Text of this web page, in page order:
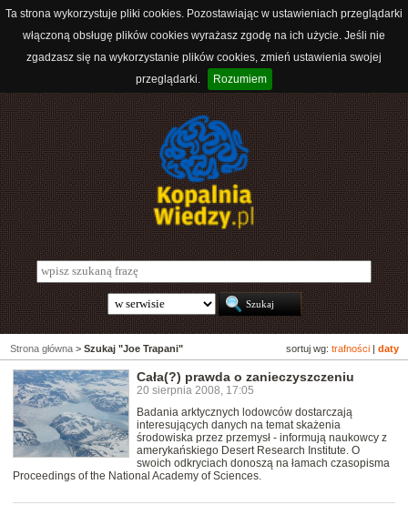
Ta strona wykorzystuje pliki cookies. Pozostawiając w ustawieniach przeglądarki
włączoną obsługę plików cookies wyrażasz zgodę na ich użycie. Jeśli nie
zgadzasz się na wykorzystanie plików cookies, zmień ustawienia swojej
przeglądarki.
Rozumiem
sortuj wg: trafności daty
Strona główna > Szukaj "Joe Trapani"
Cała(?) prawda o zanieczyszczeniu
20 sierpnia 2008, 17:05
Badania arktycznych lodowców dostarczają
interesujących danych na temat skażenia
środowiska przez przemysł - informują naukowcy z
amerykańskiego Desert Research Institute. O
swoich odkryciach donoszą na łamach czasopisma
Proceedings of the National Academy of Sciences.